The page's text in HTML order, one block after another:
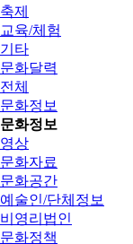
축제
교육/체험
기타
문화달력
전체
문화정보
문화정보
영상
문화자료
문화공간
예술인/단체정보
비영리법인
문화정책